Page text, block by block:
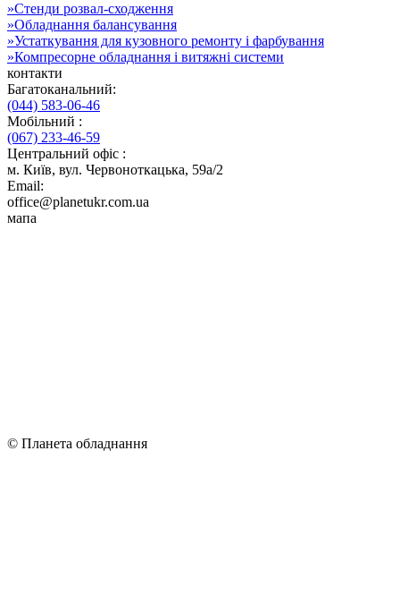
»Стенди розвал-сходження
»Обладнання балансування
»Устаткування для кузовного ремонту і фарбування
»Компресорне обладнання і витяжні системи
контакти
Багатоканальний:
(044) 583-06-46
Мобільний :
(067) 233-46-59
Центральний офіс :
м. Київ, вул. Червоноткацька, 59а/2
Email:
office@planetukr.com.ua
мапа
© Планета обладнання